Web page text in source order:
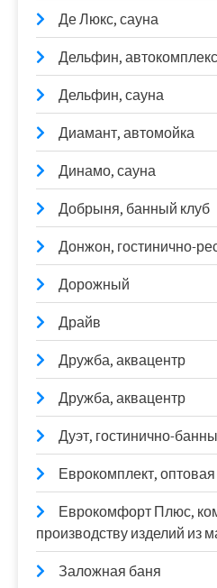
Де Люкс, сауна
Дельфин, автокомплекс
Дельфин, сауна
Диамант, автомойка
Динамо, сауна
Добрыня, банный клуб
Донжон, гостинично-
Дорожный
Драйв
Дружба, аквацентр
Дружба, аквацентр
Дуэт, гостинично-
Еврокомплект,
Еврокомфорт Плюс,
производству изделий из
Заложная баня